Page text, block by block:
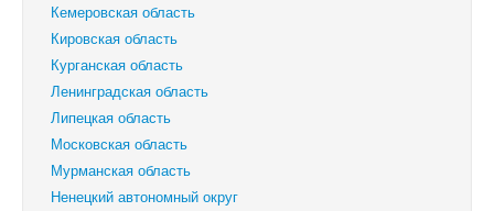
Кемеровская область
Кировская область
Курганская область
Ленинградская область
Липецкая область
Московская область
Мурманская область
Ненецкий автономный округ